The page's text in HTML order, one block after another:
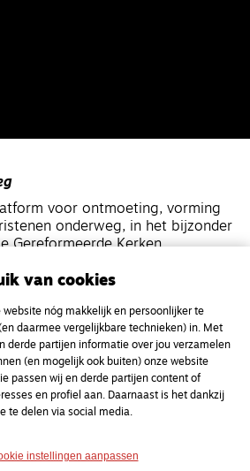
voor ontmoeting, vorming
onderweg, in het bijzonder
Gereformeerde Kerken.
86
van cookies
website nóg makkelijk en persoonlijker te
daarmee vergelijkbare technieken) in. Met
derde partijen informatie over jou verzamelen
(en mogelijk ook buiten) onze website
passen wij en derde partijen content of
en profiel aan. Daarnaast is het dankzij
te delen via social media.
instellingen aanpassen